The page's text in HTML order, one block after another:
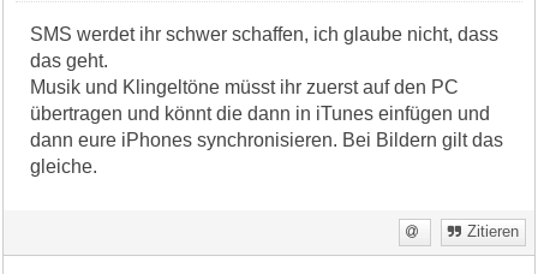
SMS werdet ihr schwer schaffen, ich glaube nicht, dass
das geht.
Musik und Klingeltöne müsst ihr zuerst auf den PC
übertragen und könnt die dann in iTunes einfügen und
dann eure iPhones synchronisieren. Bei Bildern gilt das
gleiche.
Zitieren